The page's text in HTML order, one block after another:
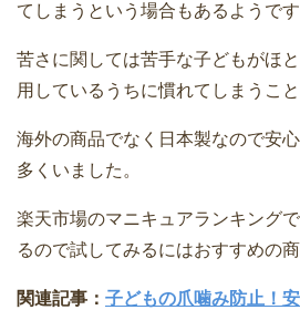
てしまうという場合もあるようです
苦さに関しては苦手な子どもがほ
用しているうちに慣れてしまうこ
海外の商品でなく日本製なので安
多くいました。
楽天市場のマニキュアランキング
るので試してみるにはおすすめの商
関連記事： 子どもの爪噛み防止！